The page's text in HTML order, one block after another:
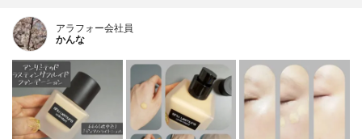
アラフォー会社員
かんな